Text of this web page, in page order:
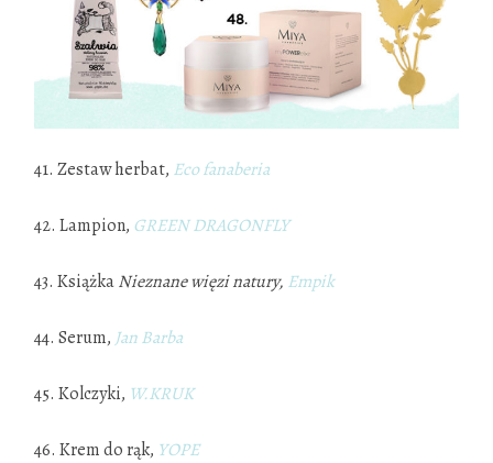
41. Zestaw herbat, Eco fanaberia
42. Lampion, GREEN DRAGONFLY
43. KsiążkaNieznane więzi natury, Empik
44. Serum, Jan Barba
45. Kolczyki, W.KRUK
46. Krem do rąk, YOPE